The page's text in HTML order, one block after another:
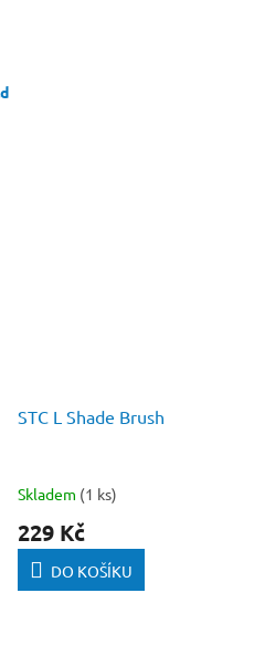
STC L Shade Brush
Skladem (1 ks)
229 Kč
DO KOŠÍKU